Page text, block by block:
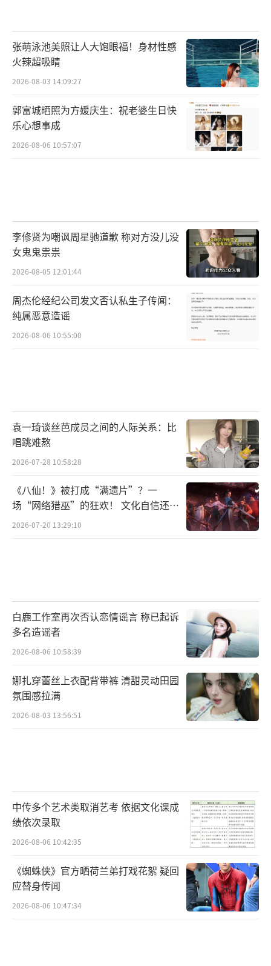
张萌泳池美照让人大饱眼福！身材性感
火辣超吸睛
2026-08-03 14:09:27
郭富城晒照为方媛庆生：祝老婆生日快
乐心想事成
2026-08-06 10:57:07
李修贤为嘲讽周星驰道歉 称对方没儿没
女鬼鬼祟祟
2026-08-05 12:01:44
周杰伦经纪公司发文否认私生子传闻：
纯属恶意造谣
2026-08-06 10:55:00
袁一琦谈丝芭成员之间的人际关系：比
唱跳难熬
2026-07-28 10:58:28
《八仙！》被打成“满遗片”？一
场“网络猎巫”的狂欢！ 文化自信还是
焦虑？
2026-07-20 13:29:10
白鹿工作室再次否认恋情谣言 称已起诉
多名造谣者
2026-08-06 10:58:39
娜扎穿蕾丝上衣配背带裤 清甜灵动田园
氛围感拉满
2026-08-03 13:56:51
中传多个艺术类取消艺考 依据文化课成
绩依次录取
2026-08-06 10:42:35
《蜘蛛侠》官方晒荷兰弟打戏花絮 疑回
应替身传闻
2026-08-06 10:47:34